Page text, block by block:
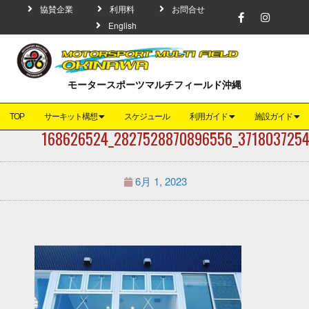
協賛企業 利用料
お問合せ
English
モータースポーツマルチフィールド沖縄
TOP サーキット構想 スケジュール 利用ガイド 施設ガイド
6月 1, 2023